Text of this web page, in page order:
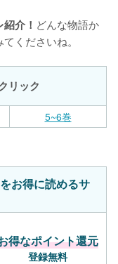
介！ どんな物語か
くださいね。
リック
5~6巻
お得に読めるサ
得なポイント還元
登録無料